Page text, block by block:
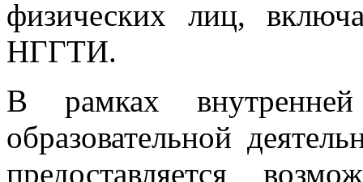
физических лиц,
НГГТИ.
В рамках
образовательной
предоставляется